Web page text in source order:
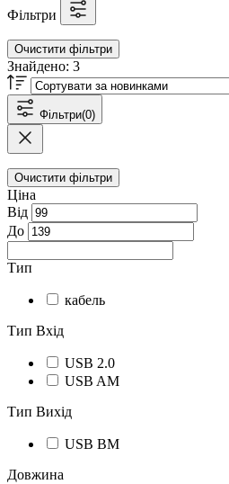
Фільтри
Очистити фільтри
Знайдено: 3
Фільтри(0)
Очистити фільтри
Ціна
Від
До
Тип
кабель
Тип Вхід
USB 2.0
USB AM
Тип Вихід
USB BM
Довжина